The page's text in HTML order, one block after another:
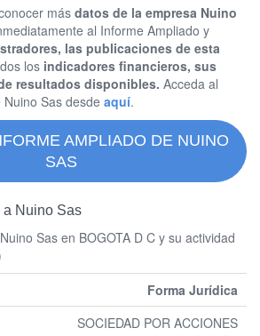
más datos de la empresa Nuino
al Informe Ampliado y
las publicaciones de esta
los indicadores financieros, sus
resultados disponibles. Acceda al
Nuino Sas desde aquí.
AMPLIADO DE NUINO
SAS
a Nuino Sas
Sas en BOGOTA D C y su actividad
Forma Jurídica
SOCIEDAD POR ACCIONES